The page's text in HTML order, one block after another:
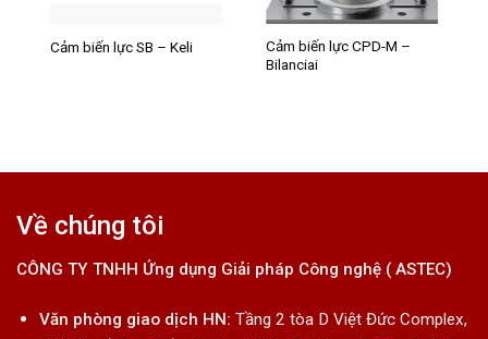
Cảm biến lực SB – Keli
Cảm biến lực CPD-M –
Bilanciai
Về chúng tôi
CÔNG TY TNHH Ứng dụng Giải pháp Công nghệ ( ASTEC)
Văn phòng giao dịch HN: Tầng 2 tòa D Việt Đức Complex,